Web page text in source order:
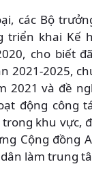
các Bộ
triển khai Kế
cho biết
2021-2025,
2021 và đề
động công
khu vực,
Cộng đồng
làm trung